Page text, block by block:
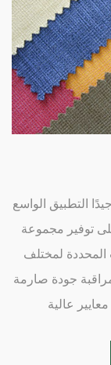
التطبيق الواسع
توفير مجموعة
المحددة لمختلف
مراقبة جودة صارمة